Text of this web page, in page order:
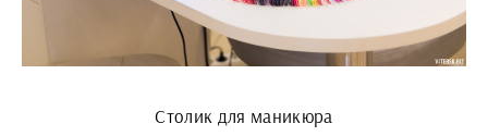
Столик для маникюра